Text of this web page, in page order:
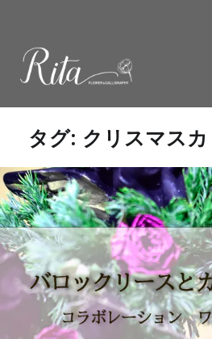
へ
ッ
プ
タグ: クリスマス